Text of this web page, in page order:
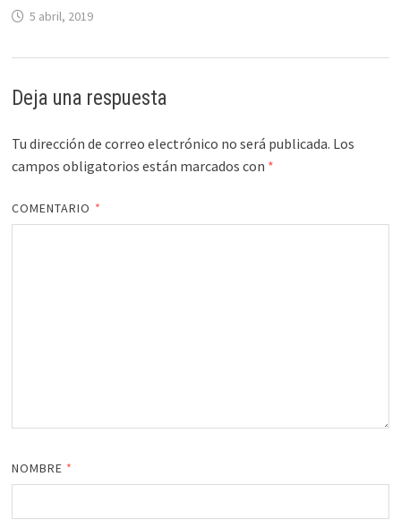
5 abril, 2019
Deja una respuesta
Tu dirección de correo electrónico no será publicada. Los
campos obligatorios están marcados con *
COMENTARIO *
NOMBRE *